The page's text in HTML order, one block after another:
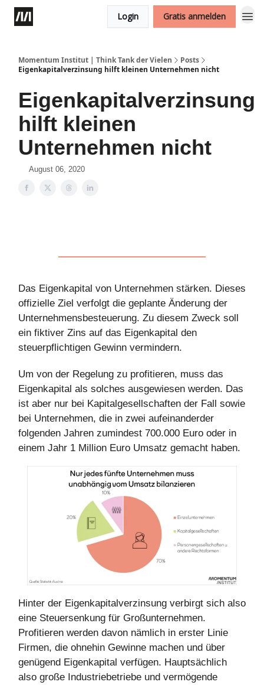
Login Gratis anmelden
Momentum Institut | Think Tank der Vielen
Posts
Eigenkapitalverzinsung hilft kleinen Unternehmen nicht
Eigenkapitalverzinsung
hilft kleinen
Unternehmen nicht
August 06, 2020
Das Eigenkapital von Unternehmen stärken. Dieses
offizielle Ziel verfolgt die geplante Änderung der
Unternehmensbesteuerung. Zu diesem Zweck soll
ein fiktiver Zins auf das Eigenkapital den
steuerpflichtigen Gewinn vermindern.
Um von der Regelung zu profitieren, muss das
Eigenkapital als solches ausgewiesen werden. Das
ist aber nur bei Kapitalgesellschaften der Fall sowie
bei Unternehmen, die in zwei aufeinanderder
folgenden Jahren zumindest 700.000 Euro oder in
einem Jahr 1 Million Euro Umsatz gemacht haben.
Hinter der Eigenkapitalverzinsung verbirgt sich also
eine Steuersenkung für Großunternehmen.
Profitieren werden davon nämlich in erster Linie
Firmen, die ohnehin Gewinne machen und über
genügend Eigenkapital verfügen. Hauptsächlich
also große Industriebetriebe und vermögende